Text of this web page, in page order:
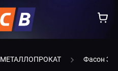
МЕТАЛЛОПРОКАТ Фасон